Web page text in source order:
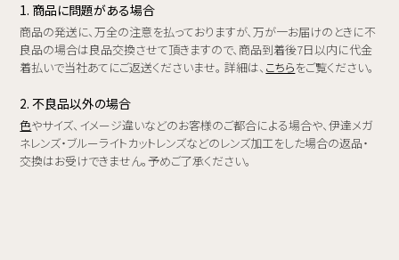
1. 商品に問題がある場合
商品の発送に、万全の注意を払っておりますが、万が一お届けのときに不
良品の場合は良品交換させて頂きますので、商品到着後7日以内に代金
着払いで当社あてにご返送くださいませ。 詳細は、 こちらをご覧ください。
2. 不良品以外の場合
色やサイズ、イメージ違いなどのお客様のご都合による場合や、伊達メガ
ネレンズ・ブルーライトカットレンズなどのレンズ加工をした場合の返品・
交換はお受けできません。予めご了承ください。